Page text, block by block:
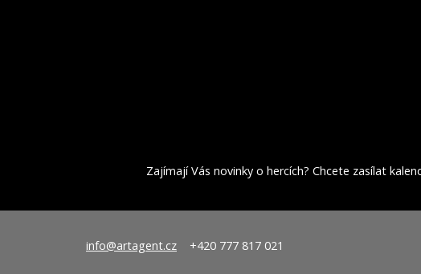
Zajímají Vás novinky o hercích? Chcete zasílat
info@artagent.cz +420 777 817 021